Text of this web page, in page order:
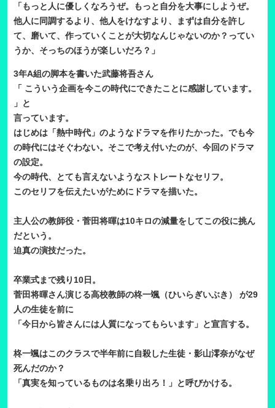
「もっと人に優しくなろうぜ。もっと自分を大事にしようぜ。
他人に同調するより、他人をけなすより、まずは自分を許し
て、磨いて、作っていくことが大切なんじゃないのか？ってい
うか、そっちのほうが楽しいだろ？」
3年A組の脚本を書いた武藤将吾さん
「 こういう企画を今この時代にできたことに感謝しています。
」と
言っています。
はじめは「熱中時代」のようなドラマを作りたかった。でも今
の時代にはそぐわない。そこで考え付いたのが、今回のドラマ
の設定。
今の時代、とても言えないようなストレートなセリフ。
このセリフを伝えたいがためにドラマを描いた。
主人公の教師役・菅田将暉は10キロの減量をしてこの役に挑ん
だという。
迫真の演技だった。
卒業式まで残り10日。
菅田将暉さん演じる高校教師の柊一颯（ひいらぎいぶき） が29
人の生徒を前に
「今日から皆さんには人質になってもらいます」と宣言する。
柊一颯はこのクラスで半年前に自殺した生徒・影山澪奈がなぜ
死んだのか？
「真実を知っているものは名乗り出ろ！」と呼びかける。